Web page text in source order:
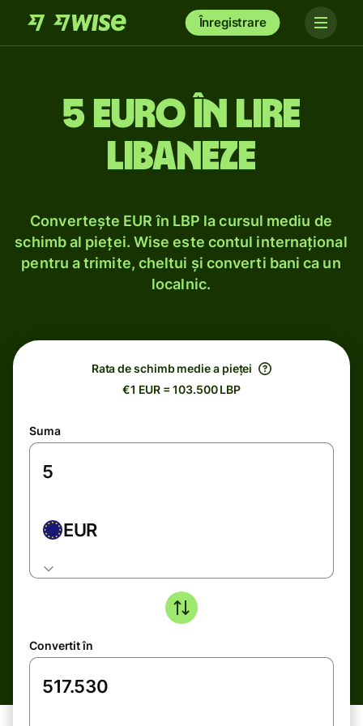
Înregistrare
5 euro în lire
libaneze
Convertește EUR în LBP la cursul mediu de
schimb al pieței. Wise este contul internațional
pentru a trimite, cheltui și converti bani ca un
localnic.
Rata de schimb medie a pieței
€1 EUR = 103.500 LBP
Suma
EUR
Convertit în